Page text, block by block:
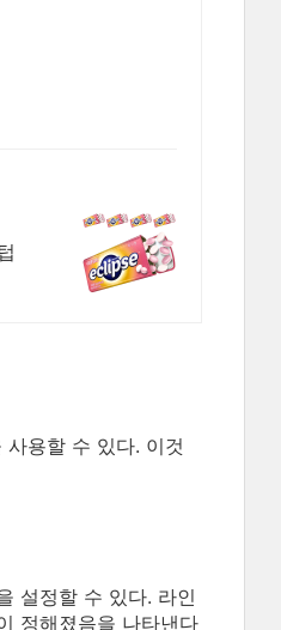
용할 수 있다. 이것
설정할 수 있다. 라인
정해졌음을 나타낸다